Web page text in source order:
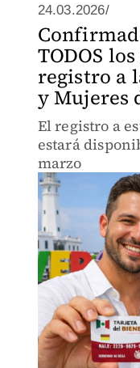
24.03.2026/
TODOS
registro a
y Mujeres
El registro a
estará
marzo